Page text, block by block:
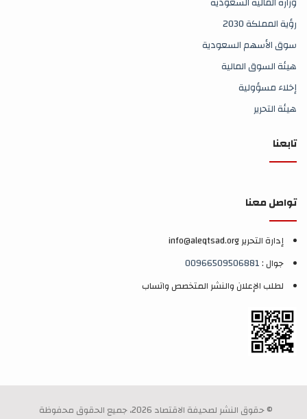
رؤية المملكة 2030
سوق الأسهم السعودية
هيئة السوق المالية
إخلاء مسؤولية
هيئة التحرير
تابعنا
تواصل معنا
إدارة التحرير info@aleqtsad.org
جوال :00966509506881
لطلب الإعلان والنشر المتخصص واتساب
© حقوق النشر لصحيفة الاقتصاد 2026، جميع الحقوق محفوظة